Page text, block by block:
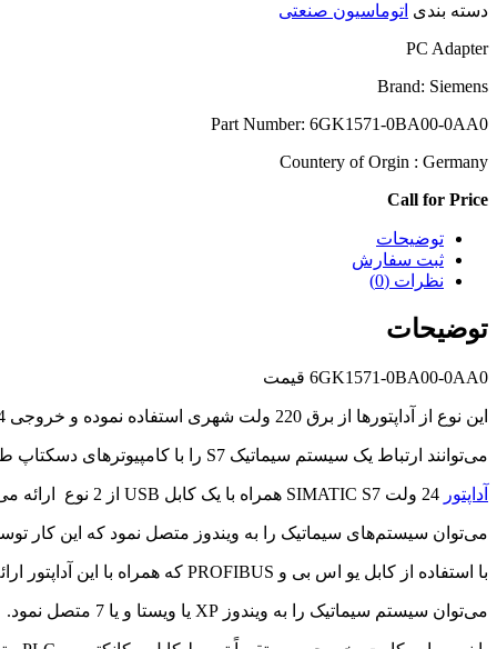
دسته بندی اتوماسیون صنعتی
PC Adapter
Brand: Siemens
Part Number: 6GK1571-0BA00-0AA0
Countery of Orgin : Germany
Call for Price
توضیحات
ثبت سفارش
نظرات (0)
توضیحات
6GK1571-0BA00-0AA0 قیمت
این نوع از آداپتورها از برق 220 ولت شهری استفاده نموده و خروجی 24 ولتی با 0.1 آمپر را ارائه می‌دهند، همچنین این نوع از آداپتورها
می‌توانند ارتباط یک سیستم سیماتیک S7 را با کامپیوترهای دسکتاپ طراحی کنند.
آداپتور همراه با یک کابل USB از 2 نوع ارائه می‌شود که می‌تواند سرعت انتقال بالا ارائه دهد، همان‌طور که می‌دانید
می‌توان سیستم‌های سیماتیک را به ویندوز متصل نمود که این کار
با استفاده از کابل یو اس بی و PROFIBUS که همراه با این آداپتور ارائه می‌شود
می‌توان سیستم سیماتیک را به ویندوز XP یا ویستا و یا 7 متصل نمود.